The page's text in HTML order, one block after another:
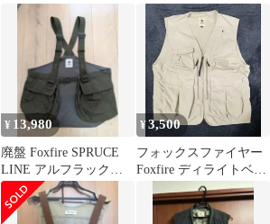
¥ 13,980
廃盤 Foxfire SPRUCE
LINE アルフラックス
タックルベスト
¥3,500
フォックスファイヤー
Foxfire ディライトベス